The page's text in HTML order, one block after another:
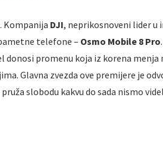
Kompanija DJI, neprikosnoveni lider u
telefone – Osmo Mobile 8 Pro
promenu koja iz korena menja
. Glavna zvezda ove premijere je
slobodu kakvu do sada nismo